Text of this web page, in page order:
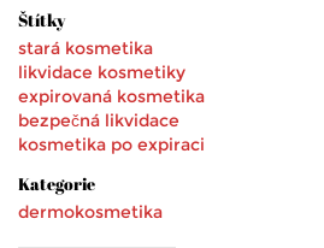
Štítky
stará kosmetika
likvidace kosmetiky
expirovaná kosmetika
bezpečná likvidace
kosmetika po expiraci
Kategorie
dermokosmetika